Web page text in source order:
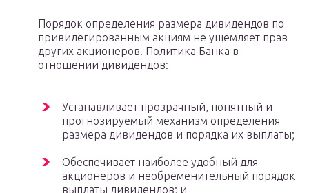
Порядок определения размера дивидендов по
привилегированным акциям не ущемляет прав
других акционеров. Политика Банка в
отношении дивидендов:
Устанавливает прозрачный, понятный и
прогнозируемый механизм определения
размера дивидендов и порядка их выплаты;
Обеспечивает наиболее удобный для
акционеров и необременительный порядок
выплаты дивидендов; и